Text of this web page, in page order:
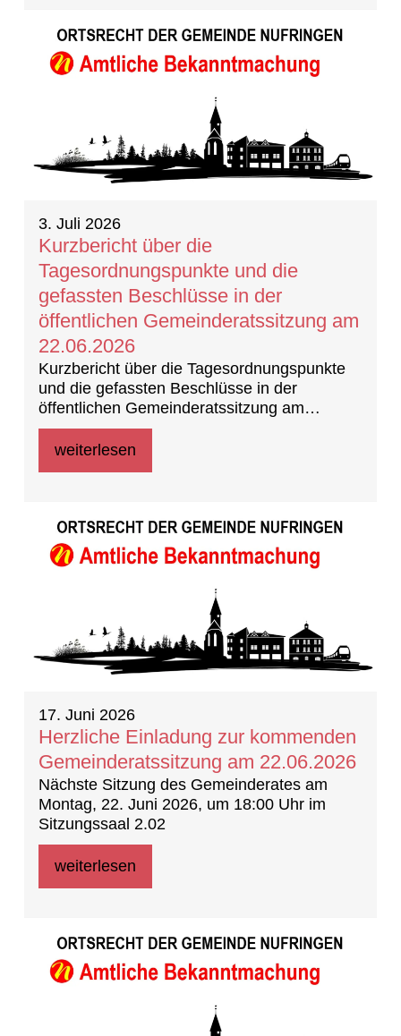
3. Juli 2026
Kurzbericht über die
Tagesordnungspunkte und die
gefassten Beschlüsse in der
öffentlichen Gemeinderatssitzung am
22.06.2026
Kurzbericht über die Tagesordnungspunkte
und die gefassten Beschlüsse in der
öffentlichen Gemeinderatssitzung am
22.06.2026 (Beschlussprotokoll)
weiterlesen
17. Juni 2026
Herzliche Einladung zur kommenden
Gemeinderatssitzung am 22.06.2026
Nächste Sitzung des Gemeinderates am
Montag, 22. Juni 2026, um 18:00 Uhr im
Sitzungssaal 2.02
weiterlesen